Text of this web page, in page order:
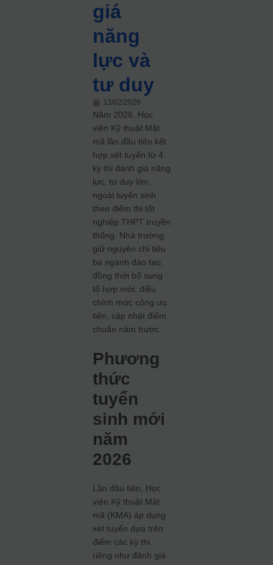
giá
năng
lực và
tư duy
13/02/2026
Năm 2026, Học
viện Kỹ thuật Mật
mã lần đầu tiên kết
hợp xét tuyển từ 4
kỳ thi đánh giá năng
lực, tư duy lớn,
ngoài tuyển sinh
theo điểm thi tốt
nghiệp THPT truyền
thống. Nhà trường
giữ nguyên chỉ tiêu
ba ngành đào tạo,
đồng thời bổ sung
tổ hợp mới, điều
chỉnh mức cộng ưu
tiên, cập nhật điểm
chuẩn năm trước.
Phương
thức
tuyển
sinh mới
năm
2026
Lần đầu tiên, Học
viện Kỹ thuật Mật
mã (KMA) áp dụng
xét tuyển dựa trên
điểm các kỳ thi
riêng như đánh giá